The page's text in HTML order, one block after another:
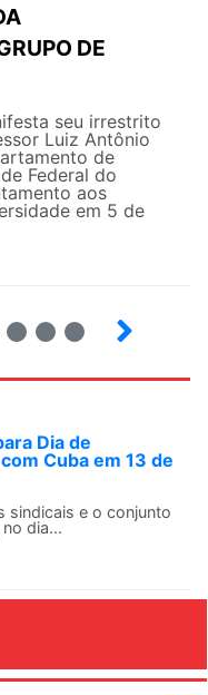
DE
seu irrestrito
Luiz Antônio
de
Federal do
aos
em 5 de
Dia de
Cuba em 13 de
sindicais e o conjunto
dia...